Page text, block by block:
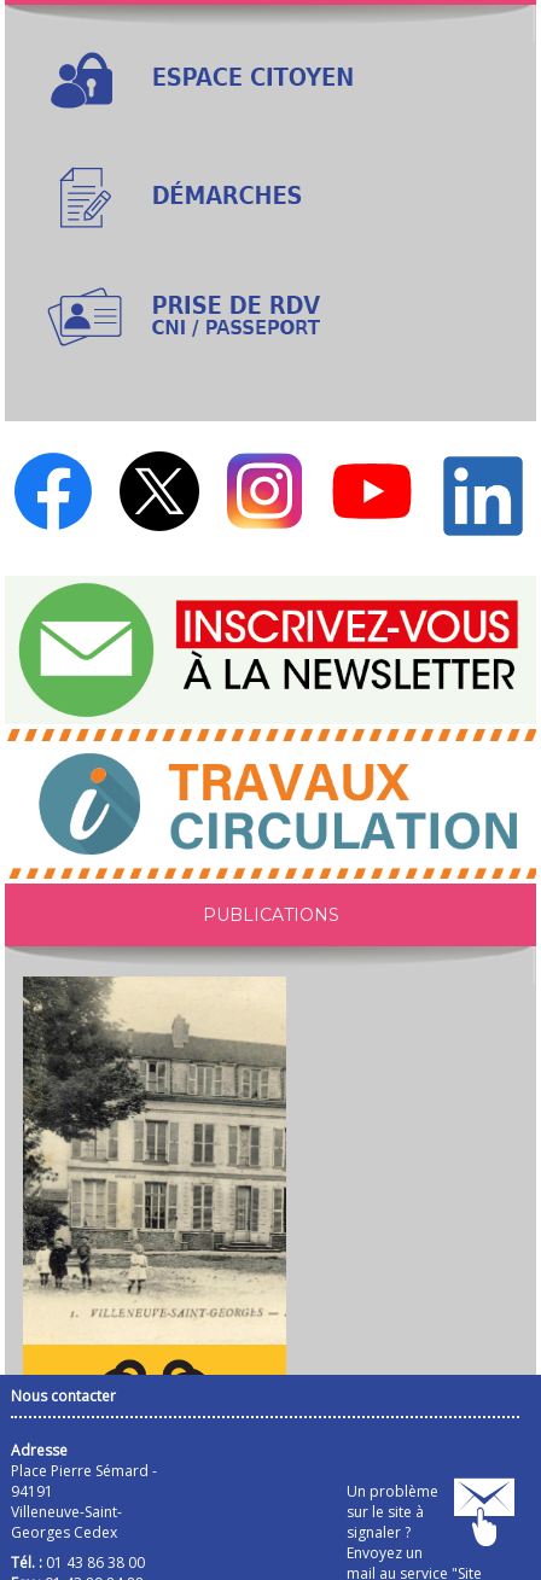
PUBLICATIONS
Nous contacter
Adresse
Place Pierre Sémard -
94191
Villeneuve-Saint-
Georges Cedex
Tél. :01 43 86 38 00
Un problème
sur le site à
signaler ?
Envoyez un
mail au service "Site